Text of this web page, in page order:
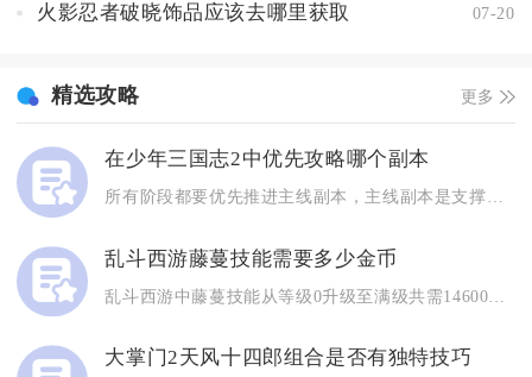
火影忍者破晓饰品应该去哪里获取 07-20
精选攻略 更多
在少年三国志2中优先攻略哪个副本
乱斗西游藤蔓技能需要多少金币
大掌门2天风十四郎组合是否有独特技巧